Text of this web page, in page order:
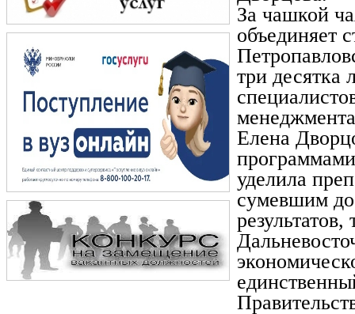
За чашкой
объединяет
три десятка
Елена
уделила
сумевшим